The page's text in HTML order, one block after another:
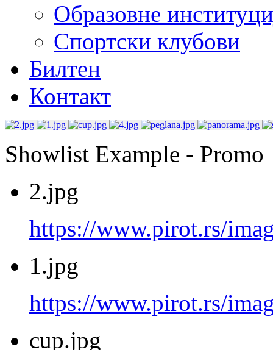
Образовне
Спортски клубови
Билтен
Контакт
Showlist Example - Promo
2.jpg
https://www.pirot.rs/
1.jpg
https://www.pirot.rs/
cup.jpg